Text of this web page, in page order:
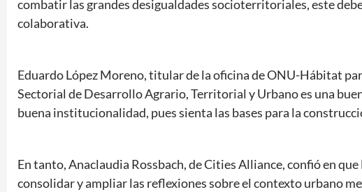
combatir las grandes desigualdades socioterritoriales, este
colaborativa.
Eduardo López Moreno, titular de la oficina de ONU-Hábitat
Sectorial de Desarrollo Agrario, Territorial y Urbano es una
buena institucionalidad, pues sienta las bases para la
En tanto, Anaclaudia Rossbach, de Cities Alliance, confió en
consolidar y ampliar las reflexiones sobre el contexto urbano